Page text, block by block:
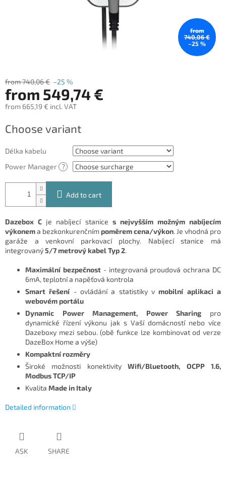
from
740,06 €
–25 %
from 740,06 € –25 %
from 549,74 €
from 665,19 € incl. VAT
price:
Choose variant
Délka kabelu
Power Manager ?
Add to cart
Dazebox C je nabíjecí stanice s nejvyšším možným nabíjecím
výkonema bezkonkurenčnímpoměrem cena/výkon. Je vhodná pro
garáže a venkovní parkovací plochy. Nabíjecí stanice má
integrovaný5/7 metrový kabel Typ 2.
Maximální bezpečnost - integrovaná proudová ochrana DC
6mA, teplotní a napěťová kontrola
Smart řešení - ovládání a statistiky v mobilní aplikaci a
webovém portálu
Dynamic Power Management, Power Sharing pro
dynamické řízení výkonu jak s Vaší domácností nebo více
Dazeboxy mezi sebou. (obě funkce lze kombinovat od verze
DazeBox Home a výše)
Kompaktní rozměry
Široké možnosti konektivityWifi/Bluetooth, OCPP 1.6,
Modbus TCP/IP
Kvalita Made in Italy
Detailed information
ASK SHARE